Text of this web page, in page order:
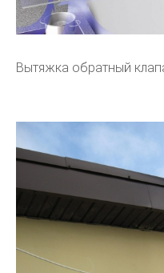
Вытяжка обратный